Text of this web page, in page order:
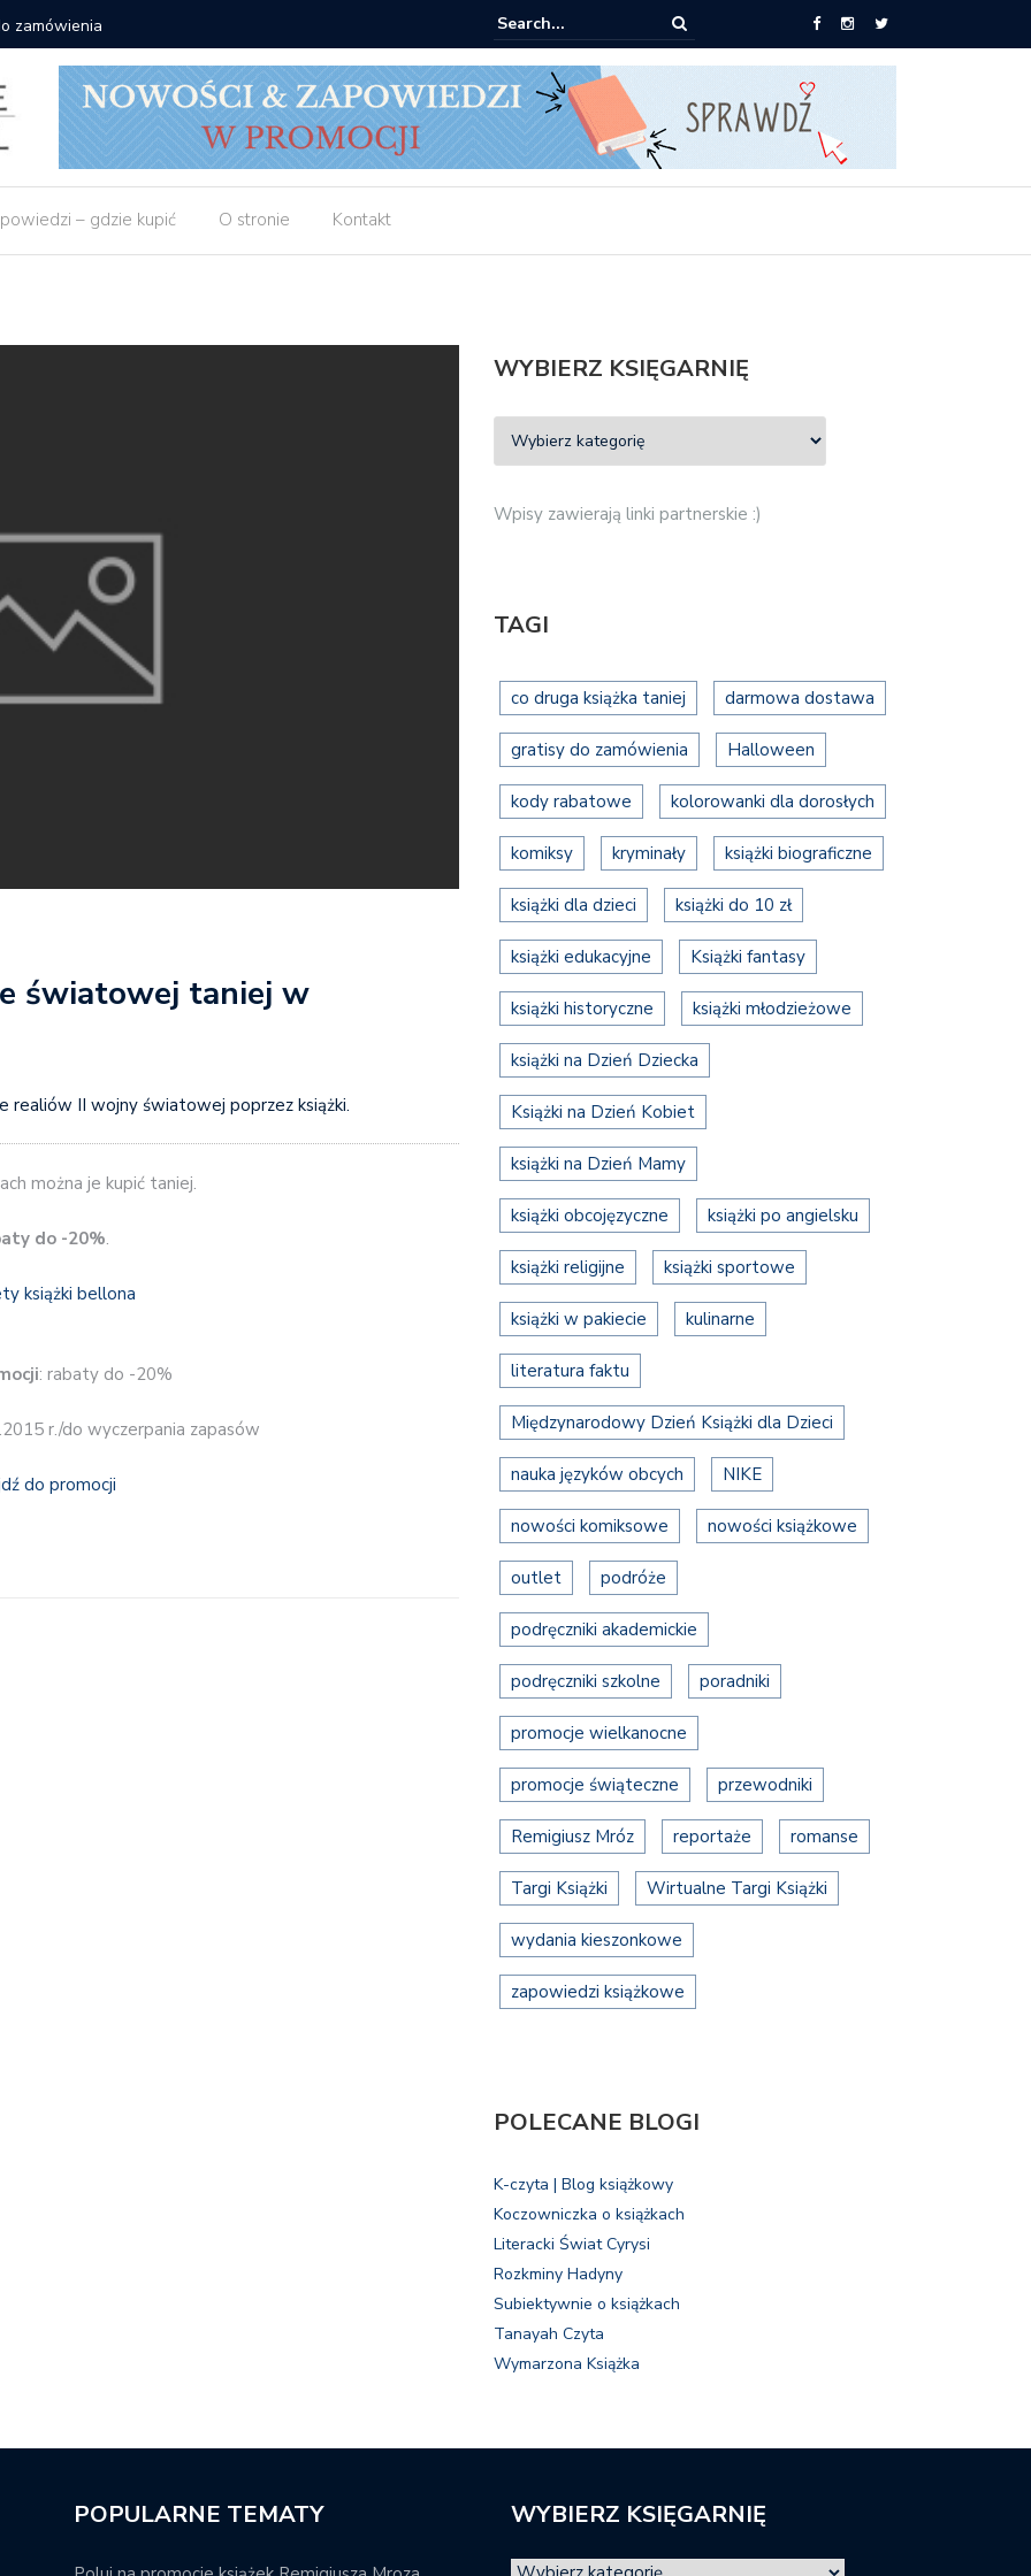
zamówienia Matras: 10 książek za 69 zł
– gdzie kupić O stronie Kontakt
światowej taniej w
realiów II wojny światowej poprzez książki.
można je kupić taniej.
do -20%.
: rabaty do -20%
r./do wyczerpania zapasów
do promocji
WYBIERZ KSIĘGARNIĘ
Wpisy zawierają linki partnerskie :)
TAGI
co druga książka taniej darmowa dostawa
gratisy do zamówienia Halloween
kody rabatowe kolorowanki dla dorosłych
komiksy kryminały książki biograficzne
książki dla dzieci książki do 10 zł
książki edukacyjne Książki fantasy
książki historyczne książki młodzieżowe
książki na Dzień Dziecka
Książki na Dzień Kobiet
książki na Dzień Mamy
książki obcojęzyczne książki po angielsku
książki religijne książki sportowe
książki w pakiecie kulinarne
literatura faktu
Międzynarodowy Dzień Książki dla Dzieci
nauka języków obcych NIKE
nowości komiksowe nowości książkowe
outlet podróże
podręczniki akademickie
podręczniki szkolne poradniki
promocje wielkanocne
promocje świąteczne przewodniki
Remigiusz Mróz reportaże romanse
Targi Książki Wirtualne Targi Książki
wydania kieszonkowe
zapowiedzi książkowe
POLECANE BLOGI
K-czyta | Blog książkowy
Koczowniczka o książkach
Literacki Świat Cyrysi
Rozkminy Hadyny
Subiektywnie o książkach
Tanayah Czyta
Wymarzona Książka
POPULARNE TEMATY WYBIERZ KSIĘGARNIĘ